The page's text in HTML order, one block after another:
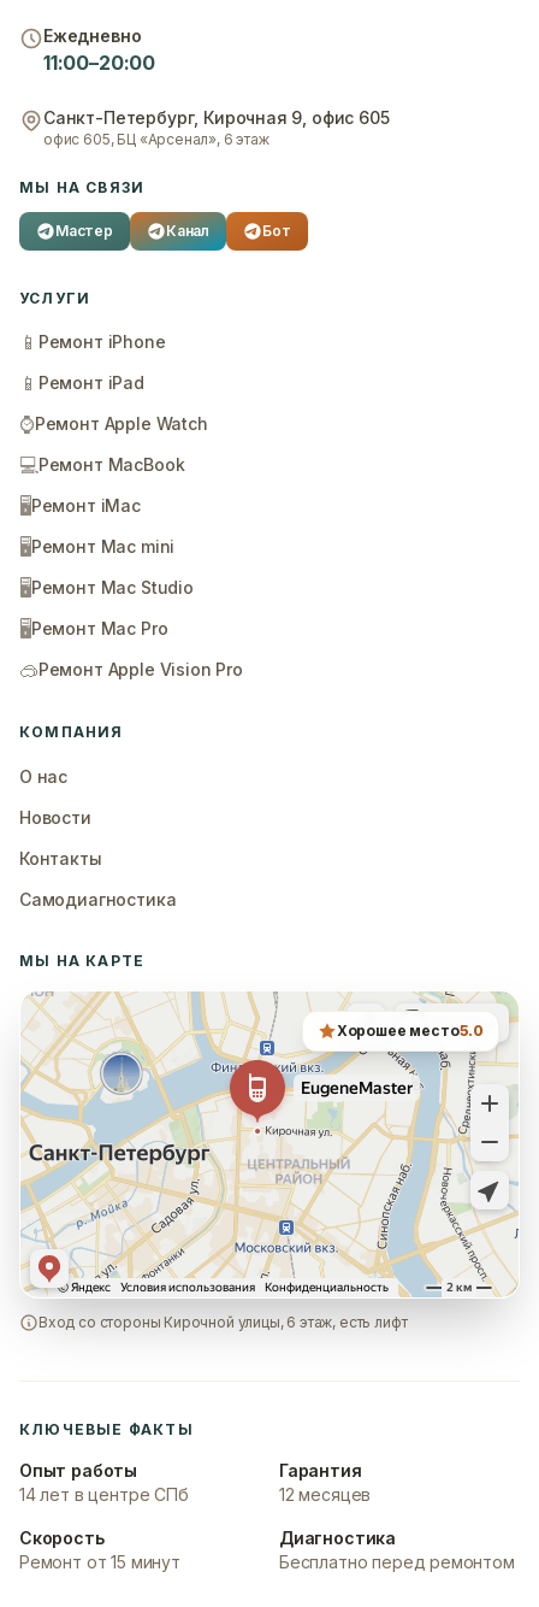
Ежедневно
11:00–20:00
Санкт-Петербург, Кирочная 9, офис 605
офис 605, БЦ «Арсенал», 6 этаж
МЫ НА СВЯЗИ
Мастер Канал Бот
УСЛУГИ
📱 Ремонт iPhone
📱 Ремонт iPad
⌚Ремонт Apple Watch
💻Ремонт MacBook
🖥️Ремонт iMac
🖥️Ремонт Mac mini
🖥️Ремонт Mac Studio
🖥️Ремонт Mac Pro
🥽Ремонт Apple Vision Pro
КОМПАНИЯ
О нас
Новости
Контакты
Самодиагностика
МЫ НА КАРТЕ
Хорошее место5.0
Вход со стороны Кирочной улицы, 6 этаж, есть лифт
КЛЮЧЕВЫЕ ФАКТЫ
Опыт работы
14 лет в центре СПб
Гарантия
12 месяцев
Скорость
Ремонт от 15 минут
Диагностика
Бесплатно перед ремонтом